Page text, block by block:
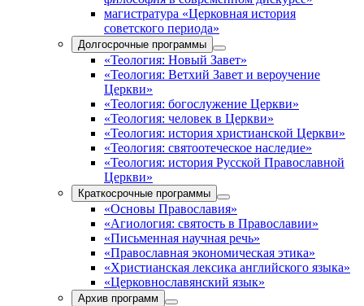
магистратура «Церковная история
советского периода»
Долгосрочные программы
«Теология: Новый Завет»
«Теология: Ветхий Завет и вероучение
Церкви»
«Теология: богослужение Церкви»
«Теология: человек в Церкви»
«Теология: история христианской Церкви»
«Теология: святоотеческое наследие»
«Теология: история Русской Православной
Церкви»
Краткосрочные программы
«Основы Православия»
«Агиология: святость в Православии»
«Письменная научная речь»
«Православная экономическая этика»
«Христианская лексика английского языка»
«Церковнославянский язык»
Архив программ